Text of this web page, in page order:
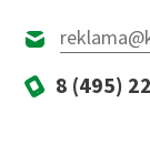
8 (495)